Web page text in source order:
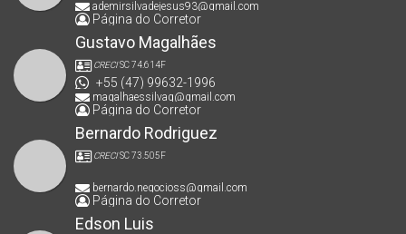
ademirsilvadejesus93@gmail.com
Página do Corretor
Gustavo Magalhães
CRECISC 74.614F
+55 (47) 99632-1996
magalhaessilvag@gmail.com
Página do Corretor
Bernardo Rodriguez
CRECISC 73.505F
bernardo.negocioss@gmail.com
Página do Corretor
Edson Luis